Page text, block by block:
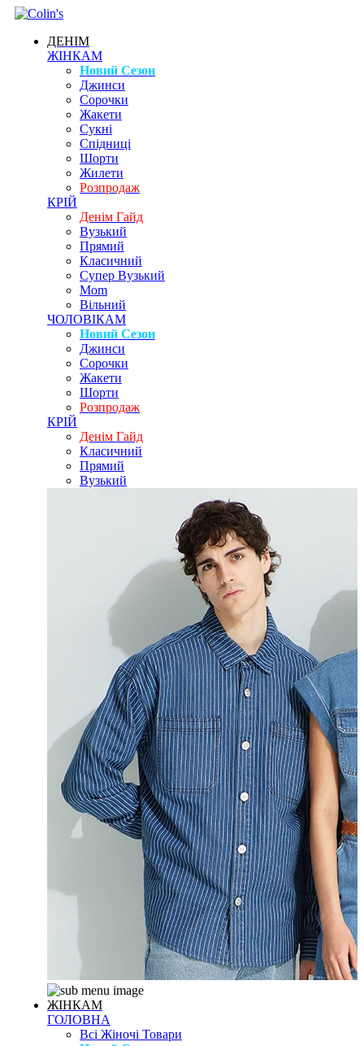
ДЕНІМ
ЖІНКАМ
Новий Сезон
Джинси
Сорочки
Жакети
Сукні
Спідниці
Шорти
Жилети
Розпродаж
КРІЙ
Денім Гайд
Вузький
Прямий
Класичний
Супер Вузький
Mom
Вільний
ЧОЛОВІКАМ
Новий Сезон
Джинси
Сорочки
Жакети
Шорти
Розпродаж
КРІЙ
Денім Гайд
Класичний
Прямий
Вузький
ЖІНКАМ
ГОЛОВНА
Всі Жіночі Товари